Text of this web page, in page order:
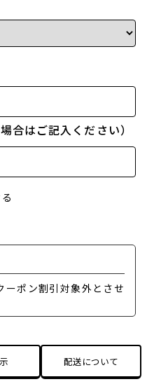
合はご記入ください）
ーポン割引対象外とさせ
配送について